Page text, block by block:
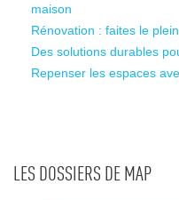
maison
Rénovation : faites le
Des solutions durables
Repenser les espaces
LES DOSSIERS DE MAP